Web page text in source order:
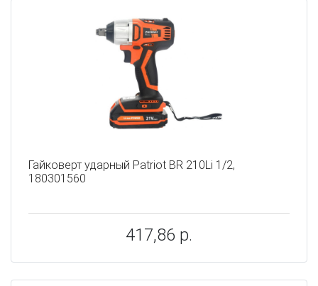
Гайковерт ударный Patriot BR 210Li 1/2,
180301560
417,86 р.